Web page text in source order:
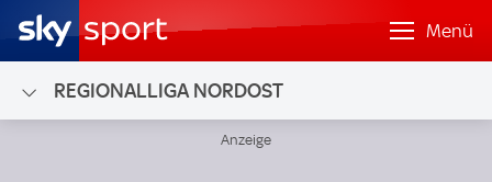
Menü
REGIONALLIGA NORDOST